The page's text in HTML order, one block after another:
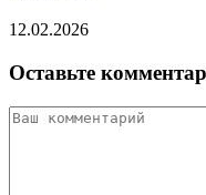
12.02.2026
Оставьте